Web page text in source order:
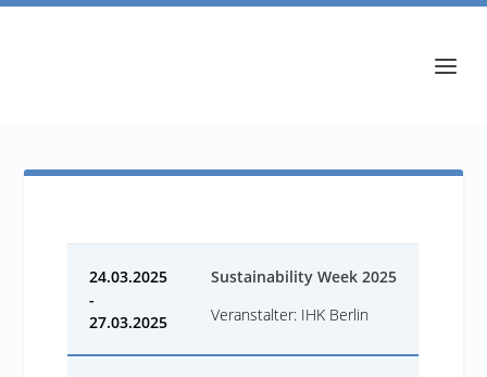
24.03.2025
-
27.03.2025
Sustainability Week 2025
Veranstalter: IHK Berlin